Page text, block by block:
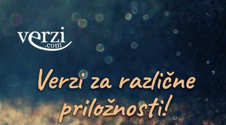
Verzi za različne
priložnosti!